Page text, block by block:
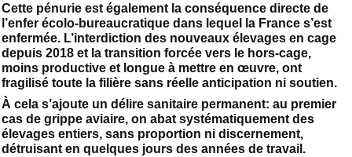
Cette pénurie est également la conséquence directe de
l’enfer écolo-bureaucratique dans lequel la France s’est
enfermée. L’interdiction des nouveaux élevages en cage
depuis 2018 et la transition forcée vers le hors-cage,
moins productive et longue à mettre en œuvre, ont
fragilisé toute la filière sans réelle anticipation ni soutien.
À cela s’ajoute un délire sanitaire permanent: au premier
cas de grippe aviaire, on abat systématiquement des
élevages entiers, sans proportion ni discernement,
détruisant en quelques jours des années de travail.